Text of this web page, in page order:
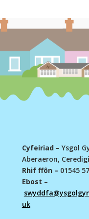
Cyfeiriad – Ysgol
Aberaeron,
Rhif ffôn – 01545
Ebost –
uk